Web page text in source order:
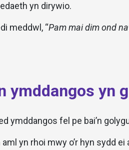
yn dirywio.
meddwl, “Pam mai dim ond
ymddangos yn
ymddangos fel pe bai’n
aml yn rhoi mwy o’r hyn sydd